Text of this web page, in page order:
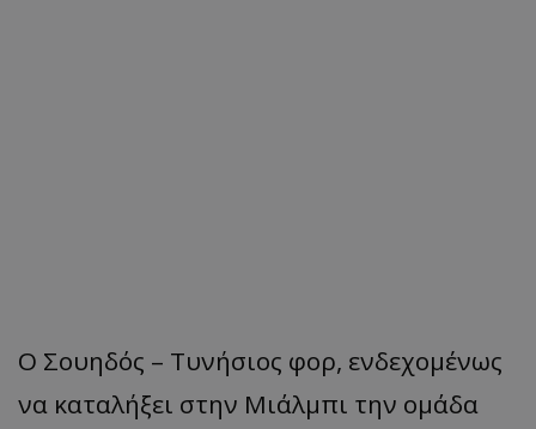
Ο Σουηδός – Τυνήσιος φορ, ενδεχομένως
να καταλήξει στην Μιάλμπι την ομάδα